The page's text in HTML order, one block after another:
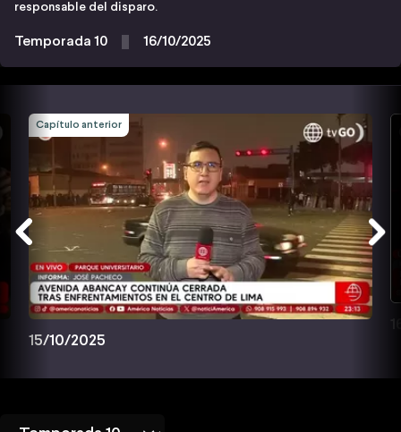
responsable del disparo.
Temporada 10 16/10/2025
Capítulo anterior
15/10/2025